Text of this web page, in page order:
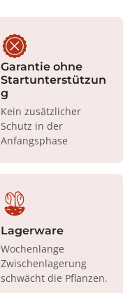
Garantie ohne
Startunterstützun
g
Kein zusätzlicher
Schutz in der
Anfangsphase
Lagerware
Wochenlange
Zwischenlagerung
schwächt die Pflanzen.